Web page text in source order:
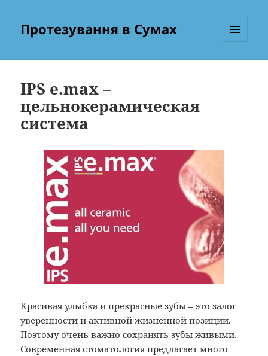
Протезування в Сумах
IPS e.max –
цельнокерамическая
система
Красивая улыбка и прекрасные зубы – это залог
уверенности и активной жизненной позиции.
Поэтому очень важно сохранять зубы живыми.
Современная стоматология предлагает много